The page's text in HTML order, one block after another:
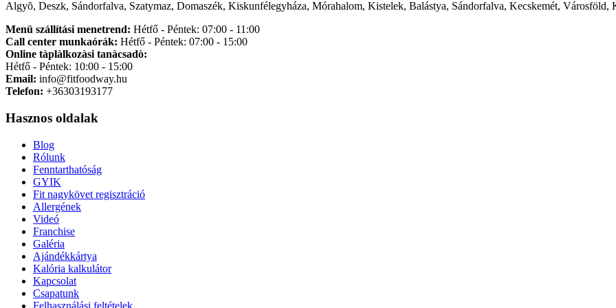
Algyõ, Deszk, Sándorfalva, Szatymaz, Domaszék, Kiskunfélegyháza, Mórahalom, Kistelek, Balástya, Sándorfalva, Kecskemét, Városföld,
Menü szállítási menetrend: Hétfő - Péntek: 07:00 - 11:00
Call center munkaórák: Hétfő - Péntek: 07:00 - 15:00
Online tàplàlkozàsi tanàcsadò:
Hétfő - Péntek: 10:00 - 15:00
Email: info@fitfoodway.hu
Telefon: +36303193177
Hasznos oldalak
Blog
Rólunk
Fenntarthatóság
GYIK
Fit nagykövet regisztráció
Allergének
Videó
Franchise
Galéria
Ajándékkártya
Kalória kalkulátor
Kapcsolat
Csapatunk
Felhasználási feltételek